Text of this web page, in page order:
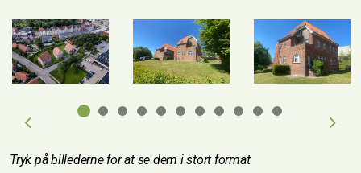
Previous
Next
Tryk på billederne for at se dem i stort format